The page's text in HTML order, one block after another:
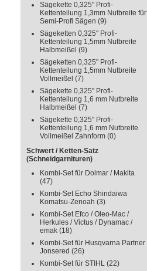
Sägekette 0,325" Profi-
Kettenteilung 1,3mm Nutbreite für
Semi-Profi Sägen (9)
Sägeketten 0,325" Profi-
Kettenteilung 1,5mm Nutbreite
Halbmeißel (9)
Sägeketten 0,325" Profi-
Kettenteilung 1,5mm Nutbreite
Vollmeißel (7)
Sägekette 0,325" Profi-
Kettenteilung 1,6 mm Nutbreite
Halbmeißel (7)
Sägekette 0,325" Profi-
Kettenteilung 1,6 mm Nutbreite
Vollmeißel Zahnform (0)
Schwert / Ketten-Satz
(Schneidgarnituren)
Kombi-Set für Dolmar / Makita
(47)
Kombi-Set Echo Shindaiwa
Komatsu-Zenoah (3)
Kombi-Set Efco / Oleo-Mac /
Herkules / Victus / Dynamac /
emak (18)
Kombi-Set für Husqvarna Partner
Jonsered (26)
Kombi-Set für STIHL (22)